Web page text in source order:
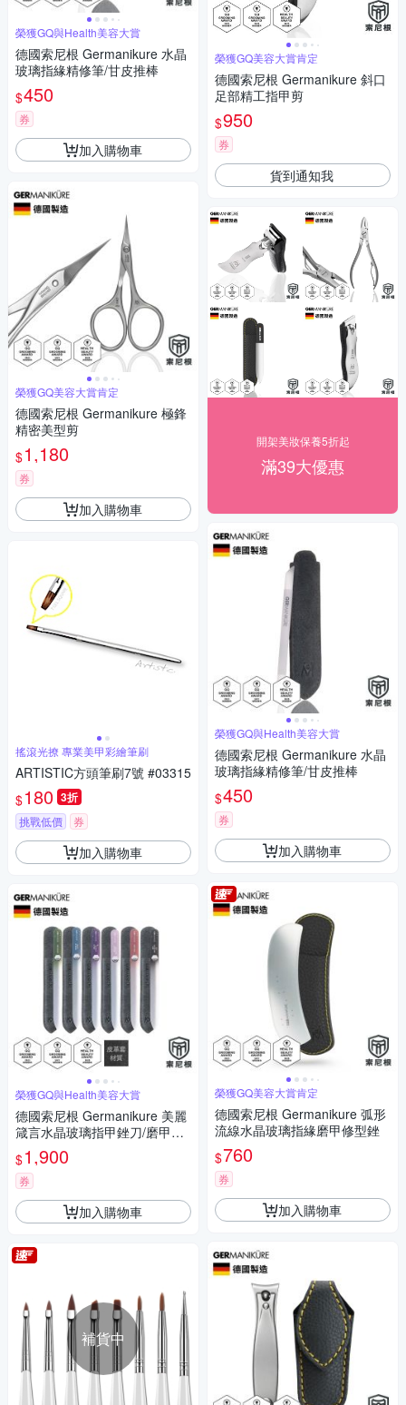
榮獲GQ與Health美容大賞
德國索尼根 Germanikure 水晶
玻璃指緣精修筆/甘皮推棒
$450
券
加入購物車
榮獲GQ美容大賞肯定
德國索尼根 Germanikure 極鋒
精密美型剪
$1,180
券
加入購物車
搖滾光撩 專業美甲彩繪筆刷
ARTISTIC方頭筆刷7號 #03315
$180 3折
挑戰低價 券
加入購物車
榮獲GQ與Health美容大賞
德國索尼根 Germanikure 美麗
箴言水晶玻璃指甲銼刀/磨甲棒
六件組
$1,900
券
加入購物車
補貨中
榮獲GQ美容大賞肯定
德國索尼根 Germanikure 斜口
足部精工指甲剪
$950
券
貨到通知我
開架美妝保養5折起
滿39大優惠
榮獲GQ與Health美容大賞
德國索尼根 Germanikure 水晶
玻璃指緣精修筆/甘皮推棒
$450
券
加入購物車
榮獲GQ美容大賞肯定
德國索尼根 Germanikure 弧形
流線水晶玻璃指緣磨甲修型銼
$760
券
加入購物車